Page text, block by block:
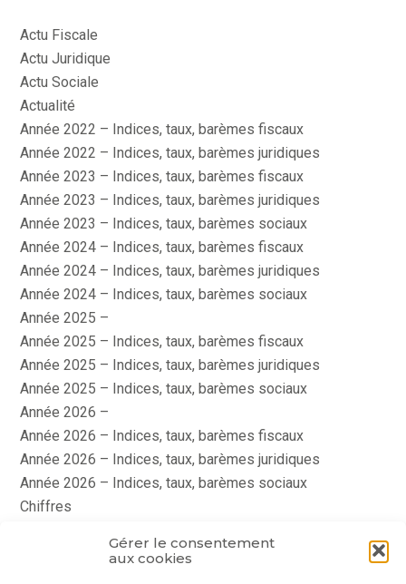
Gérer le consentement
aux cookies
Actu Fiscale
Actu Juridique
Actu Sociale
Actualité
Année 2022 – Indices, taux, barèmes fiscaux
Année 2022 – Indices, taux, barèmes juridiques
Année 2023 – Indices, taux, barèmes fiscaux
Année 2023 – Indices, taux, barèmes juridiques
Année 2023 – Indices, taux, barèmes sociaux
Année 2024 – Indices, taux, barèmes fiscaux
Année 2024 – Indices, taux, barèmes juridiques
Année 2024 – Indices, taux, barèmes sociaux
Année 2025 –
Année 2025 – Indices, taux, barèmes fiscaux
Année 2025 – Indices, taux, barèmes juridiques
Année 2025 – Indices, taux, barèmes sociaux
Année 2026 –
Année 2026 – Indices, taux, barèmes fiscaux
Année 2026 – Indices, taux, barèmes juridiques
Année 2026 – Indices, taux, barèmes sociaux
Chiffres
Le coin du dirigeant